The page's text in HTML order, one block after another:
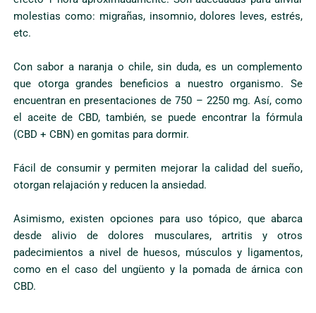
molestias como: migrañas, insomnio, dolores leves, estrés,
etc.
Con sabor a naranja o chile, sin duda, es un complemento
que otorga grandes beneficios a nuestro organismo. Se
encuentran en presentaciones de 750 – 2250 mg. Así, como
el aceite de CBD, también, se puede encontrar la fórmula
(CBD + CBN) en gomitas para dormir.
Fácil de consumir y permiten mejorar la calidad del sueño,
otorgan relajación y reducen la ansiedad.
Asimismo, existen opciones para uso tópico, que abarca
desde alivio de dolores musculares, artritis y otros
padecimientos a nivel de huesos, músculos y ligamentos,
como en el caso del ungüento y la pomada de árnica con
CBD.